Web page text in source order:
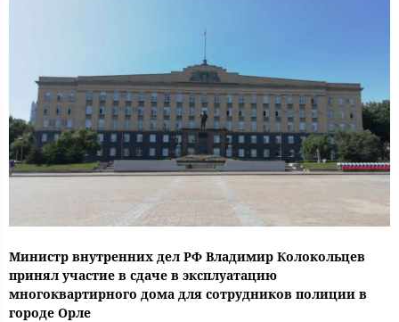
Министр внутренних дел РФ Владимир Колокольцев
принял участие в сдаче в эксплуатацию
многоквартирного дома для сотрудников полиции в
городе Орле